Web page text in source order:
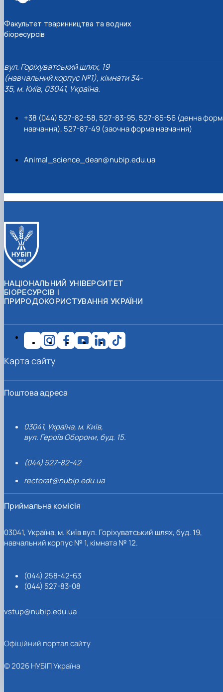
Факультет тваринництва та водних
біоресурсів
вул. Горіхуватський шлях, 19
(навчальний корпус №1), кімнати 34-
35, м. Київ, 03041, Україна.
+38 (044) 527-82-58, 527-83-95, 527-85-56 (денна
навчання), 527-87-49 (заочна форма навчання)
Animal_science_dean@nubip.edu.ua
НАЦІОНАЛЬНИЙ УНІВЕРСИТЕТ
БІОРЕСУРСІВ І
ПРИРОДОКОРИСТУВАННЯ УКРАЇНИ
Поштова адреса
03041, Україна, м. Київ,
вул. Героїв Оборони, буд. 15.
(044) 527-82-42
rectorat@nubip.edu.ua
Приймальна комісія
03041, Україна, м. Київ вул. Горіхуватський шлях, буд. 19,
навчальний корпус № 1, кімната № 12.
(044) 258-42-63
(044) 527-83-08
vstup@nubip.edu.ua
Карта сайту
Офіційний портал сайту
© 2026 НУБІП Україна